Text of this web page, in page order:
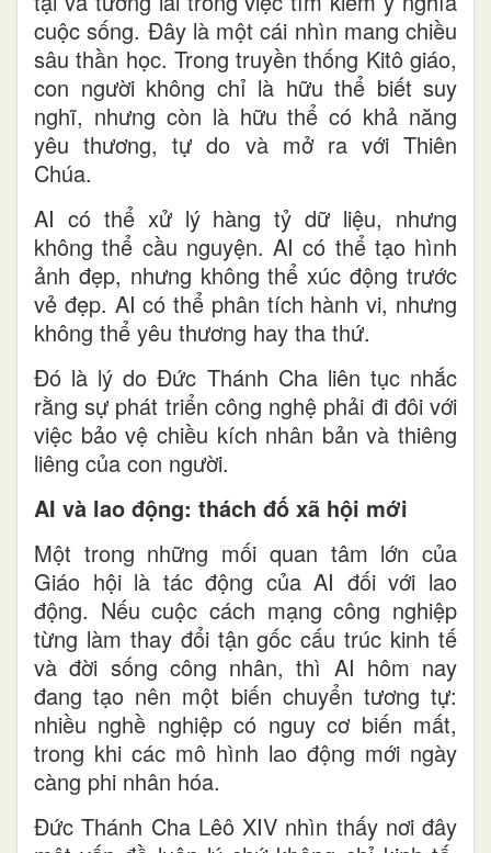
cuộc sống. Đây là một cái nhìn mang chiều
sâu thần học. Trong truyền thống Kitô giáo,
con người không chỉ là hữu thể biết suy
nghĩ, nhưng còn là hữu thể có khả năng
yêu thương, tự do và mở ra với Thiên
Chúa.
AI có thể xử lý hàng tỷ dữ liệu, nhưng
không thể cầu nguyện. AI có thể tạo hình
ảnh đẹp, nhưng không thể xúc động trước
vẻ đẹp. AI có thể phân tích hành vi, nhưng
không thể yêu thương hay tha thứ.
Đó là lý do Đức Thánh Cha liên tục nhắc
rằng sự phát triển công nghệ phải đi đôi với
việc bảo vệ chiều kích nhân bản và thiêng
liêng của con người.
AI và lao động: thách đố xã hội mới
Một trong những mối quan tâm lớn của
Giáo hội là tác động của AI đối với lao
động. Nếu cuộc cách mạng công nghiệp
từng làm thay đổi tận gốc cấu trúc kinh tế
và đời sống công nhân, thì AI hôm nay
đang tạo nên một biến chuyển tương tự:
nhiều nghề nghiệp có nguy cơ biến mất,
trong khi các mô hình lao động mới ngày
càng phi nhân hóa.
Đức Thánh Cha Lêô XIV nhìn thấy nơi đây